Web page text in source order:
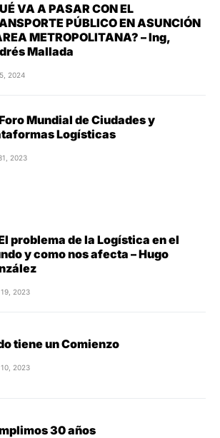
VA A PASAR CON EL
PÚBLICO EN ASUNCIÓN
METROPOLITANA? – Ing,
Mallada
2024
Mundial de Ciudades y
Logísticas
2023
problema de la Logística en el
y como nos afecta – Hugo
19, 2023
tiene un Comienzo
10, 2023
30 años